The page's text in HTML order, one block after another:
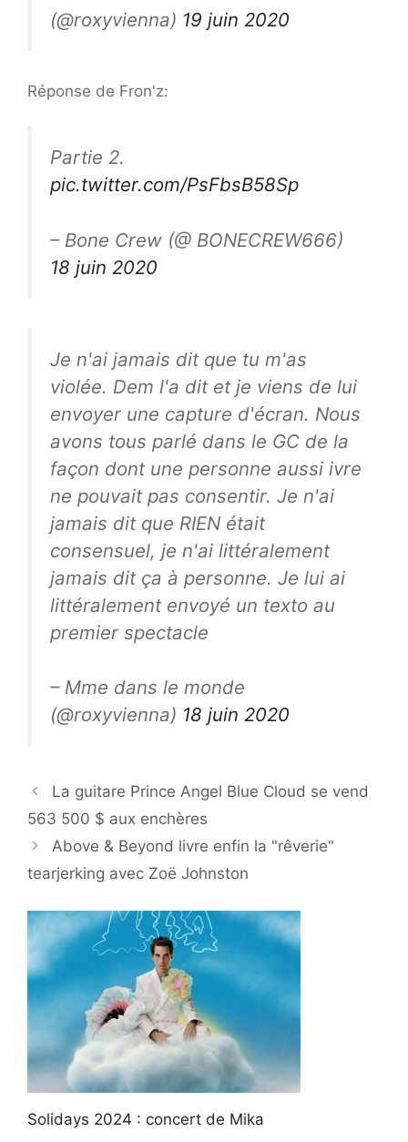
(@roxyvienna) 19 juin 2020
Réponse de Fron'z:
Partie 2.
pic.twitter.com/PsFbsB58Sp
– Bone Crew (@ BONECREW666)
18 juin 2020
Je n'ai jamais dit que tu m'as
violée. Dem l'a dit et je viens de lui
envoyer une capture d'écran. Nous
avons tous parlé dans le GC de la
façon dont une personne aussi ivre
ne pouvait pas consentir. Je n'ai
jamais dit que RIEN était
consensuel, je n'ai littéralement
jamais dit ça à personne. Je lui ai
littéralement envoyé un texto au
premier spectacle
– Mme dans le monde
(@roxyvienna) 18 juin 2020
La guitare Prince Angel Blue Cloud se vend
563 500 $ aux enchères
Above & Beyond livre enfin la "rêverie"
tearjerking avec Zoë Johnston
Solidays 2024 : concert de Mika